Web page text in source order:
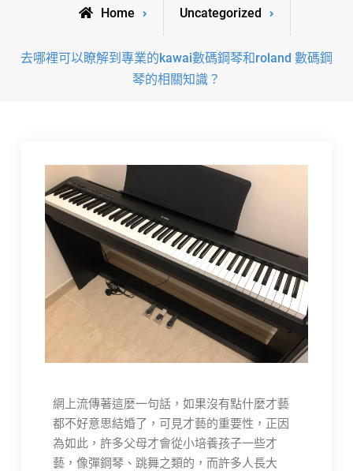
Home Uncategorized
去哪裡可以瞭解到專業的kawai數碼鋼琴和roland 數碼鋼
琴的相關知識？
網上流傳著這麼一句話，如果沒有點什麼才藝
都不好意思結婚了，可見才藝的重要性，正因
為如此，許多父母才會從小培養孩子一些才
藝，像彈鋼琴、跳舞之類的，而許多人長大